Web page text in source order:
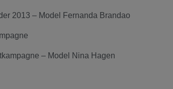
2013 – Model Fernanda Brandao
– Model Nina Hagen